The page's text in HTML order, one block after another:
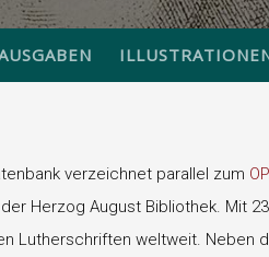
verzeichnet parallel zum
Herzog August Bibliothek. Mit
Lutherschriften weltweit. Neben